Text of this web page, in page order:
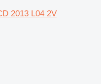
2013 L04 2V